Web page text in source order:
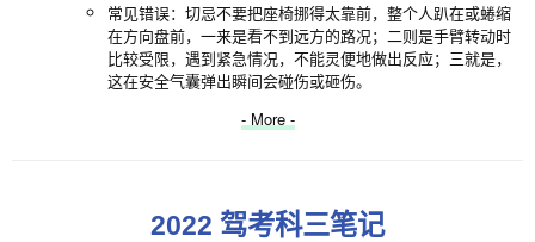
常见错误：切忌不要把座椅挪得太靠前，整个人趴在或蜷缩
在方向盘前，一来是看不到远方的路况；二则是手臂转动时
比较受限，遇到紧急情况，不能灵便地做出反应；三就是，
这在安全气囊弹出瞬间会碰伤或砸伤。
- More -
2022 驾考科三笔记